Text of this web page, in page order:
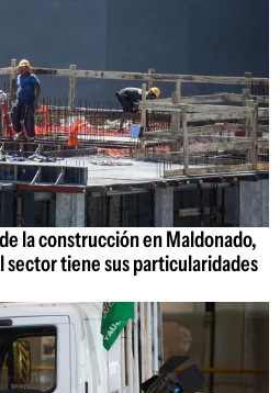
la construcción en Maldonado,
tiene sus particularidades